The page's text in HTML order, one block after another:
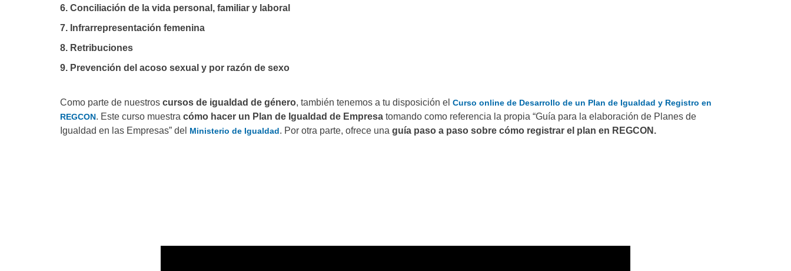
6. Conciliación de la vida personal, familiar y laboral
7. Infrarrepresentación femenina
8. Retribuciones
9. Prevención del acoso sexual y por razón de sexo
Como parte de nuestros cursos de igualdad de género, también tenemos a tu disposición el Curso online de Desarrollo de un Plan de Igualdad y Registro en
REGCON. Este curso muestra cómo hacer un Plan de Igualdad de Empresa tomando como referencia la propia “Guía para la elaboración de Planes de
Igualdad en las Empresas” del Ministerio de Igualdad. Por otra parte, ofrece una guía paso a paso sobre cómo registrar el plan en REGCON.